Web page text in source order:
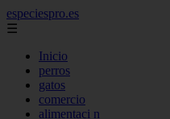
especiespro.es
☰
Inicio
perros
gatos
comercio
alimentaci n